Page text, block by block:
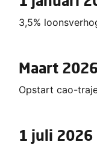
3,5%
Maart
Opstart cao-
1 juli 2026